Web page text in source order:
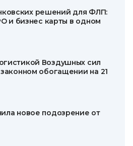
решений для ФЛП:
и бизнес карты в одном
Воздушных сил
обогащении на 21
новое подозрение от